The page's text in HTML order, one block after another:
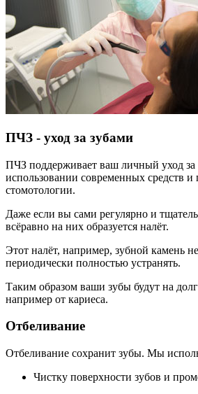
ПЧЗ - уход за зубами
ПЧЗ поддерживает ваш личный уход за
использовании современных средств и
стомотологии.
Даже если вы сами регулярно и
всёравно на них образуется налёт.
Этот налёт, например, зубной камень
периодически полностью устранять.
Таким образом ваши зубы будут на
например от кариеса.
Отбеливание
Отбеливание сохранит зубы. Мы
Чистку поверхности зубов и